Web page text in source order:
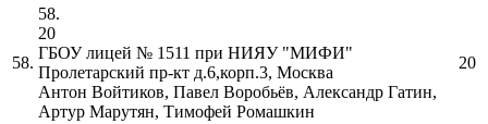
58.
58.
20
ГБОУ лицей № 1511 при НИЯУ "МИФИ"
Пролетарский пр-кт д.6,корп.3, Москва
Антон Войтиков, Павел Воробьёв, Александр Гатин,
Артур Марутян, Тимофей Ромашкин
20